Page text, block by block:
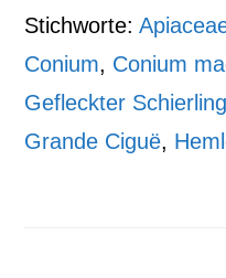
Stichworte:
Conium, Conium
Gefleckter Schierling
Grande Ciguë,